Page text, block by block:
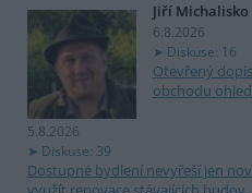
Jiří Michalisko
6.8.2026
Diskuse: 16
Otevřený
obchodu
5.8.2026
Diskuse: 39
Dostupné bydlení nevyřeší jen